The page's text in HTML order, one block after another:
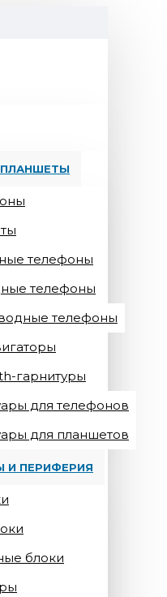
телефоны
телефоны
телефоны
гарнитуры
для телефонов
для планшетов
И ПЕРИФЕРИЯ
блоки